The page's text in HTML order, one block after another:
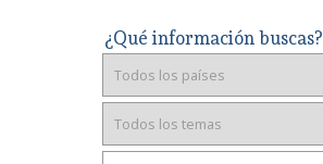
¿Qué información buscas?